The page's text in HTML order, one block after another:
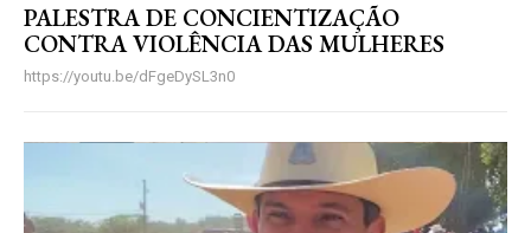
PALESTRA DE CONCIENTIZAÇÃO
CONTRA VIOLÊNCIA DAS MULHERES
https://youtu.be/dFgeDySL3n0